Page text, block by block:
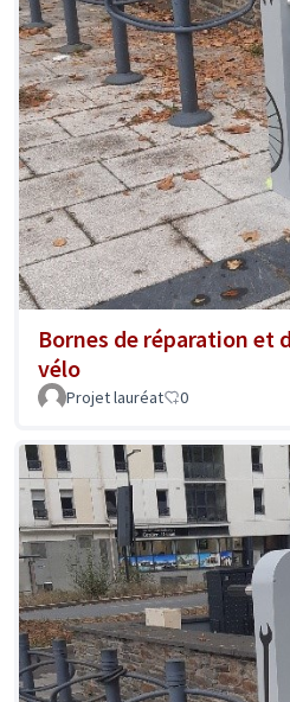
Bornes de réparation et
vélo
Projet lauréat 0